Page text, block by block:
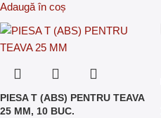
Adaugă în coș
PIESA T (ABS) PENTRU TEAVA
25 MM, 10 BUC.